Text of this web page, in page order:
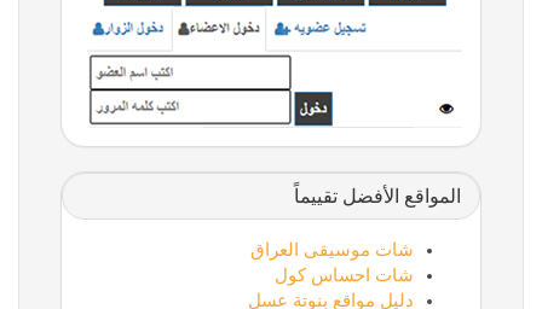
المواقع الأفضل تقييماً
شات موسيقى العراق
شات احساس كول
دليل مواقع بنوتة عسل